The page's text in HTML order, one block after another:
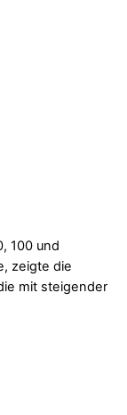
100 und
zeigte die
mit steigender